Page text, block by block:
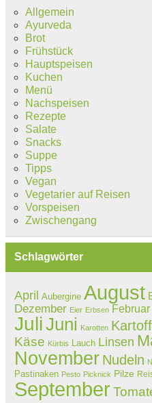
Allgemein
Ayurveda
Brot
Frühstück
Hauptspeisen
Kuchen
Menü
Nachspeisen
Rezepte
Salate
Snacks
Suppe
Tipps
Vegan
Vegetarier auf Reisen
Vorspeisen
Zwischengang
Schlagwörter
April Aubergine August
Dezember Eier Erbsen Februar
JuliJuni Karotten
Käse Kürbis Lauch Linsen
November Nudeln
Pastinaken Pesto Picknick Pilze
September